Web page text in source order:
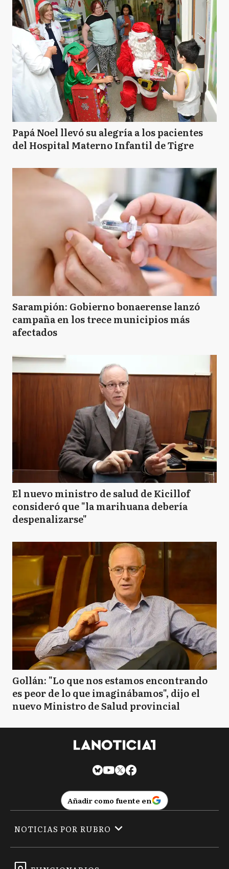
Papá Noel llevó su alegría a los pacientes
del Hospital Materno Infantil de Tigre
Sarampión: Gobierno bonaerense lanzó
campaña en los trece municipios más
afectados
El nuevo ministro de salud de Kicillof
consideró que "la marihuana debería
despenalizarse"
Gollán: "Lo que nos estamos encontrando
es peor de lo que imaginábamos", dijo el
nuevo Ministro de Salud provincial
Añadir como fuente en
NOTICIAS POR RUBRO